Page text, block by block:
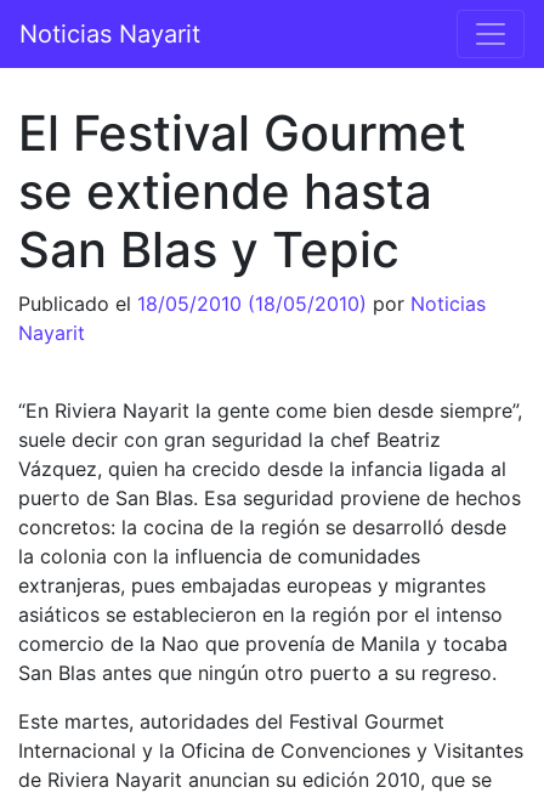
Navegación principal
Noticias Nayarit
El Festival Gourmet
se extiende hasta
San Blas y Tepic
Publicado el 18/05/2010 (18/05/2010) por Noticias
Nayarit
“En Riviera Nayarit la gente come bien desde siempre”,
suele decir con gran seguridad la chef Beatriz
Vázquez, quien ha crecido desde la infancia ligada al
puerto de San Blas. Esa seguridad proviene de hechos
concretos: la cocina de la región se desarrolló desde
la colonia con la influencia de comunidades
extranjeras, pues embajadas europeas y migrantes
asiáticos se establecieron en la región por el intenso
comercio de la Nao que provenía de Manila y tocaba
San Blas antes que ningún otro puerto a su regreso.
Este martes, autoridades del Festival Gourmet
Internacional y la Oficina de Convenciones y Visitantes
de Riviera Nayarit anuncian su edición 2010, que se